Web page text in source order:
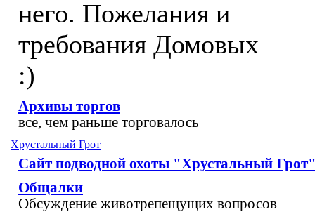
него. Пожелания и
требования Домовых
:)
Архивы торгов
все, чем раньше торговалось
Хрустальный Грот
Сайт подводной охоты "Хрустальный
Общалки
Обсуждение животрепещущих вопросов